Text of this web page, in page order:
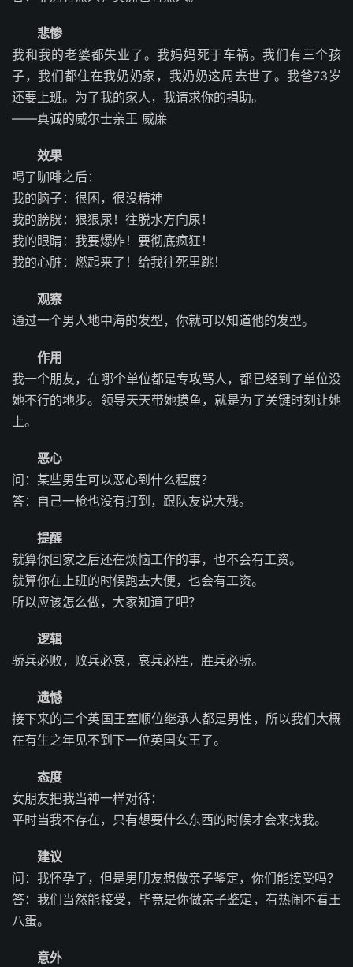
悲惨
我和我的老婆都失业了。我妈妈死于车祸。我们有三个孩
子，我们都住在我奶奶家，我奶奶这周去世了。我爸73岁
还要上班。为了我的家人，我请求你的捐助。
——真诚的威尔士亲王 威廉
效果
喝了咖啡之后：
我的脑子：很困，很没精神
我的膀胱：狠狠尿！往脱水方向尿！
我的眼睛：我要爆炸！要彻底疯狂！
我的心脏：燃起来了！给我往死里跳！
观察
通过一个男人地中海的发型，你就可以知道他的发型。
作用
我一个朋友，在哪个单位都是专攻骂人，都已经到了单位没
她不行的地步。领导天天带她摸鱼，就是为了关键时刻让她
上。
恶心
问：某些男生可以恶心到什么程度？
答：自己一枪也没有打到，跟队友说大残。
提醒
就算你回家之后还在烦恼工作的事，也不会有工资。
就算你在上班的时候跑去大便，也会有工资。
所以应该怎么做，大家知道了吧？
逻辑
骄兵必败，败兵必哀，哀兵必胜，胜兵必骄。
遗憾
接下来的三个英国王室顺位继承人都是男性，所以我们大概
在有生之年见不到下一位英国女王了。
态度
女朋友把我当神一样对待：
平时当我不存在，只有想要什么东西的时候才会来找我。
建议
问：我怀孕了，但是男朋友想做亲子鉴定，你们能接受吗？
答：我们当然能接受，毕竟是你做亲子鉴定，有热闹不看王
八蛋。
意外